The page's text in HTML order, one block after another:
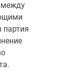
между
партия